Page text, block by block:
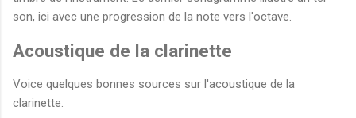
son, ici avec une progression de la note vers l'octave.
Acoustique de la clarinette
Voice quelques bonnes sources sur l'acoustique de la
clarinette.